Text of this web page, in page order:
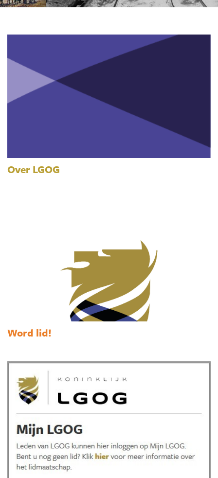
Over LGOG
Word lid!